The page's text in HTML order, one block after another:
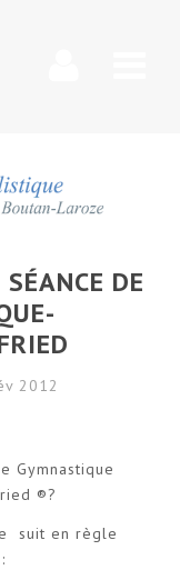
DE
2012
Gymnastique
®?
suit en règle